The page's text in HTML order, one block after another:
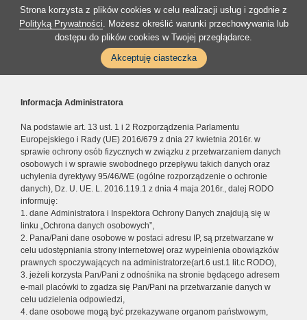
Strona korzysta z plików cookies w celu realizacji usług i zgodnie z
Polityką Prywatności. Możesz określić warunki przechowywania lub
dostępu do plików cookies w Twojej przeglądarce.
Akceptuję ciasteczka
Informacja Administratora
Na podstawie art. 13 ust. 1 i 2 Rozporządzenia Parlamentu
Europejskiego i Rady (UE) 2016/679 z dnia 27 kwietnia 2016r. w
sprawie ochrony osób fizycznych w związku z przetwarzaniem danych
osobowych i w sprawie swobodnego przepływu takich danych oraz
uchylenia dyrektywy 95/46/WE (ogólne rozporządzenie o ochronie
danych), Dz. U. UE. L. 2016.119.1 z dnia 4 maja 2016r., dalej RODO
informuję:
1. dane Administratora i Inspektora Ochrony Danych znajdują się w
linku „Ochrona danych osobowych”,
2. Pana/Pani dane osobowe w postaci adresu IP, są przetwarzane w
celu udostępniania strony internetowej oraz wypełnienia obowiązków
prawnych spoczywających na administratorze(art.6 ust.1 lit.c RODO),
3. jeżeli korzysta Pan/Pani z odnośnika na stronie będącego adresem
e-mail placówki to zgadza się Pan/Pani na przetwarzanie danych w
celu udzielenia odpowiedzi,
4. dane osobowe mogą być przekazywane organom państwowym,